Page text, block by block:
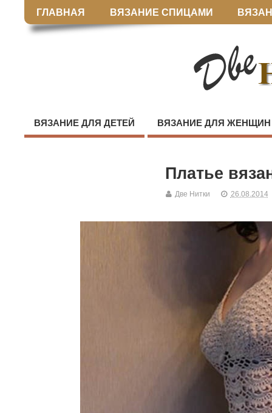
ГЛАВНАЯ ВЯЗАНИЕ СПИЦАМИ
ВЯЗАНИЕ ДЛЯ ДЕТЕЙ ВЯЗАНИЕ ДЛЯ ЖЕНЩИН
Платье
Две Нитки 26.08.2014